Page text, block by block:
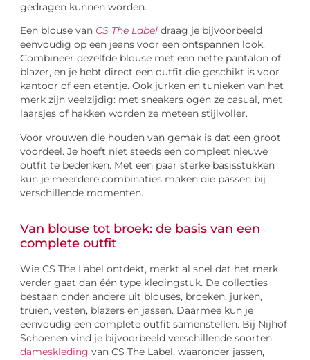
gedragen kunnen worden.
Een blouse van CS The Label draag je bijvoorbeeld
eenvoudig op een jeans voor een ontspannen look.
Combineer dezelfde blouse met een nette pantalon of
blazer, en je hebt direct een outfit die geschikt is voor
kantoor of een etentje. Ook jurken en tunieken van het
merk zijn veelzijdig: met sneakers ogen ze casual, met
laarsjes of hakken worden ze meteen stijlvoller.
Voor vrouwen die houden van gemak is dat een groot
voordeel. Je hoeft niet steeds een compleet nieuwe
outfit te bedenken. Met een paar sterke basisstukken
kun je meerdere combinaties maken die passen bij
verschillende momenten.
Van blouse tot broek: de basis van een
complete outfit
Wie CS The Label ontdekt, merkt al snel dat het merk
verder gaat dan één type kledingstuk. De collecties
bestaan onder andere uit blouses, broeken, jurken,
truien, vesten, blazers en jassen. Daarmee kun je
eenvoudig een complete outfit samenstellen. Bij Nijhof
Schoenen vind je bijvoorbeeld verschillende soorten
dameskledingvan CS The Label, waaronder jassen,